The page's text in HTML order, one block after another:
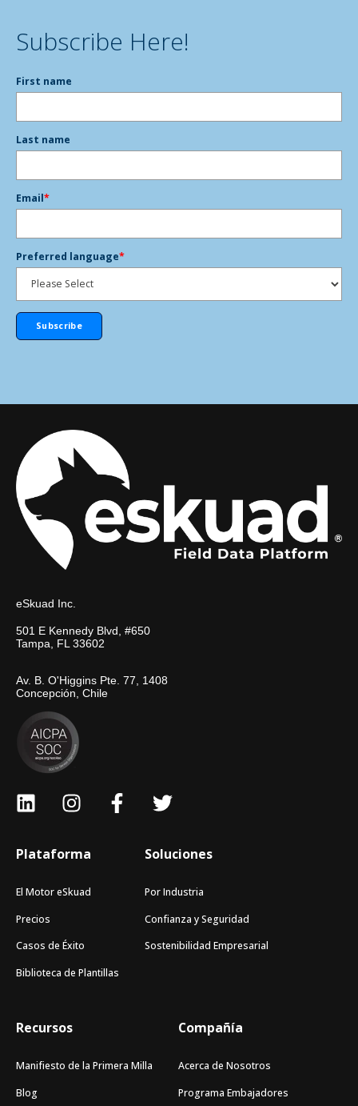
Subscribe Here!
First name
Last name
Email*
Preferred language*
eSkuad Inc.
501 E Kennedy Blvd, #650
Tampa, FL 33602
Av. B. O'Higgins Pte. 77, 1408
Concepción, Chile
Plataforma
El Motor eSkuad
Precios
Casos de Éxito
Biblioteca de Plantillas
Soluciones
Por Industria
Confianza y Seguridad
Sostenibilidad Empresarial
Recursos
Manifiesto de la Primera Milla
Blog
Compañía
Acerca de Nosotros
Programa Embajadores